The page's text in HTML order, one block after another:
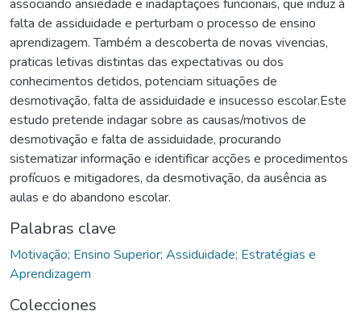
associando ansiedade e inadaptações funcionais, que induz à
falta de assiduidade e perturbam o processo de ensino
aprendizagem. Também a descoberta de novas vivencias,
praticas letivas distintas das expectativas ou dos
conhecimentos detidos, potenciam situações de
desmotivação, falta de assiduidade e insucesso escolar.Este
estudo pretende indagar sobre as causas/motivos de
desmotivação e falta de assiduidade, procurando
sistematizar informação e identificar acções e procedimentos
profícuos e mitigadores, da desmotivação, da ausência as
aulas e do abandono escolar.
Palabras clave
Motivação; Ensino Superior; Assiduidade; Estratégias e
Aprendizagem
Colecciones